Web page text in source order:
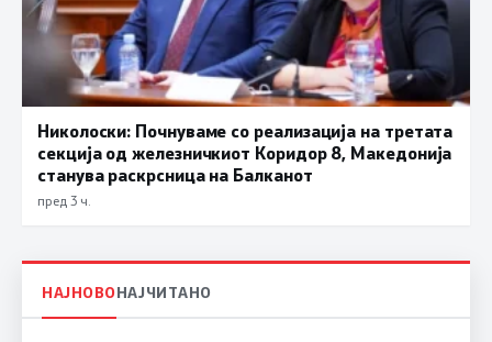
Николоски: Почнуваме со реализација на третата
секција од железничкиот Коридор 8, Македонија
станува раскрсница на Балканот
пред 3 ч.
НАЈНОВОНАЈЧИТАНО